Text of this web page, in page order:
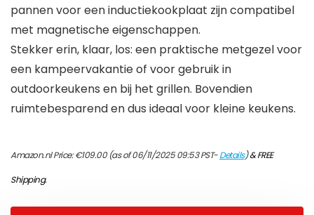
pannen voor een inductiekookplaat zijn compatibel
met magnetische eigenschappen.
Stekker erin, klaar, los: een praktische metgezel voor
een kampeervakantie of voor gebruik in
outdoorkeukens en bij het grillen. Bovendien
ruimtebesparend en dus ideaal voor kleine keukens.
Amazon.nl Price:€109.00(as of 06/11/2025 09:53 PST-Details)&FREE
Shipping.